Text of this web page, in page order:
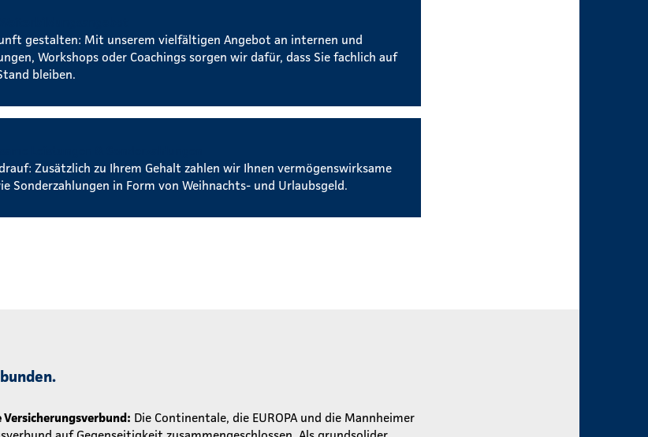
gestalten: Mit unserem vielfältigen Angebot an internen und
Workshops oder Coachings sorgen wir dafür, dass Sie fachlich auf
bleiben.
Zusätzlich zu Ihrem Gehalt zahlen wir Ihnen vermögenswirksame
Sonderzahlungen in Form von Weihnachts- und Urlaubsgeld.
Die Continentale, die EUROPA und die Mannheimer